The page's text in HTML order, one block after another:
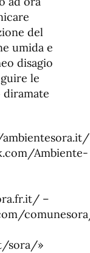
del
umida e
disagio
le
Ambiente-
–
sora/»